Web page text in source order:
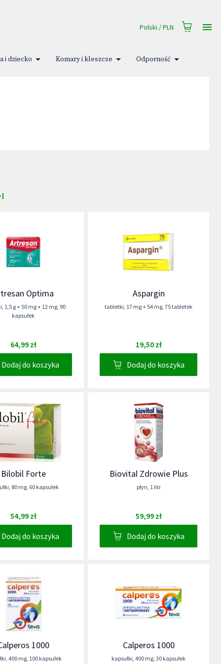
Polski /PLN
i dziecko Komary i kleszcze Odporność
Optima
, 1,5 g + 50 mg + 12 mg, 90
kapsułek
64,99 zł
Dodaj do koszyka
Aspargin
tabletki, 17 mg + 54 mg, 75 tabletek
19,50 zł
Dodaj do koszyka
Bilobil Forte
, 80 mg, 60 kapsułek
54,99 zł
Dodaj do koszyka
Biovital Zdrowie Plus
płyn, 1 litr
59,99 zł
Dodaj do koszyka
1000
, 400 mg, 100 kapsułek
Calperos 1000
kapsułki, 400 mg, 30 kapsułek